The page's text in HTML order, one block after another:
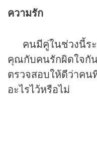
ความรัก
คนมีคู่ในช่วงนี้ระ
คุณกับคนรักผิดใจกั
ตรวจสอบให้ดีว่าค
อะไรไว้หรือไม่